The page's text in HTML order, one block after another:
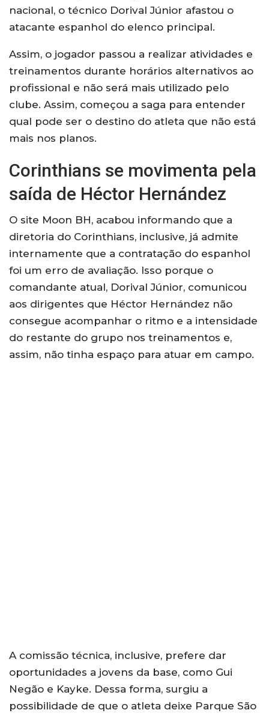
nacional, o técnico Dorival Júnior afastou o
atacante espanhol do elenco principal.
Assim, o jogador passou a realizar atividades e
treinamentos durante horários alternativos ao
profissional e não será mais utilizado pelo
clube. Assim, começou a saga para entender
qual pode ser o destino do atleta que não está
mais nos planos.
Corinthians se movimenta pela
saída de Héctor Hernández
O site Moon BH, acabou informando que a
diretoria do Corinthians, inclusive, já admite
internamente que a contratação do espanhol
foi um erro de avaliação. Isso porque o
comandante atual, Dorival Júnior, comunicou
aos dirigentes que Héctor Hernández não
consegue acompanhar o ritmo e a intensidade
do restante do grupo nos treinamentos e,
assim, não tinha espaço para atuar em campo.
A comissão técnica, inclusive, prefere dar
oportunidades a jovens da base, como Gui
Negão e Kayke. Dessa forma, surgiu a
possibilidade de que o atleta deixe Parque São